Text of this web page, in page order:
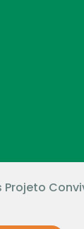
Projeto